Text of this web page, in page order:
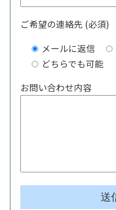
ご希望の連絡先 (必須)
メールに返信
どちらでも可能
お問い合わせ内容